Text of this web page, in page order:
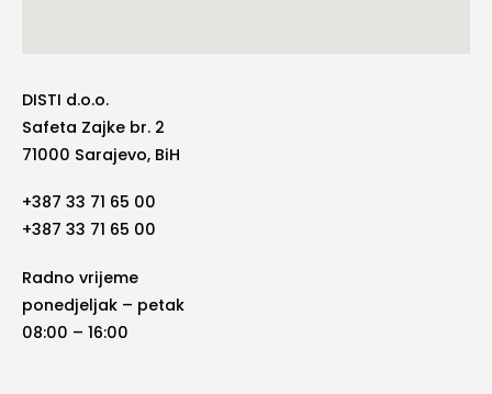
DISTI d.o.o.
Safeta Zajke br. 2
71000 Sarajevo, BiH
+387 33 71 65 00
+387 33 71 65 00
Radno vrijeme
ponedjeljak – petak
08:00 – 16:00